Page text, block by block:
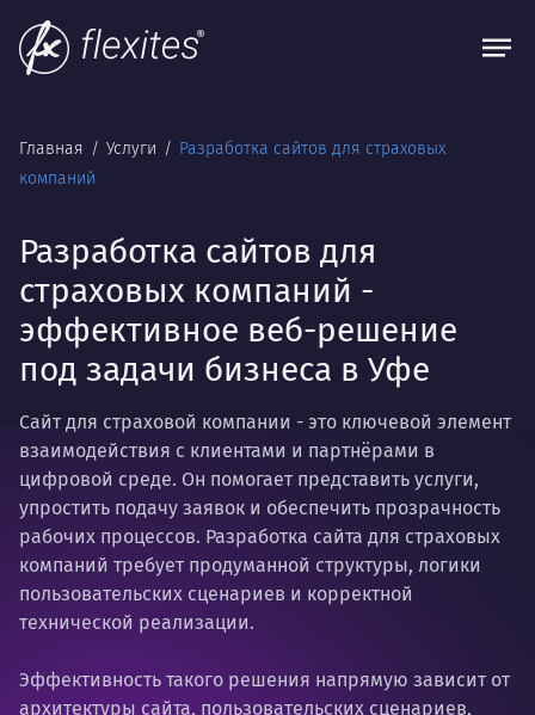
Главная Услуги
Разработка сайтов для страховых
компаний
Разработка сайтов для
страховых компаний -
эффективное веб-решение
под задачи бизнеса в Уфе
Сайт для страховой компании - это ключевой элемент
взаимодействия с клиентами и партнёрами в
цифровой среде. Он помогает представить услуги,
упростить подачу заявок и обеспечить прозрачность
рабочих процессов. Разработка сайта для страховых
компаний требует продуманной структуры, логики
пользовательских сценариев и корректной
технической реализации.
Эффективность такого решения напрямую зависит от
архитектуры сайта, пользовательских сценариев,